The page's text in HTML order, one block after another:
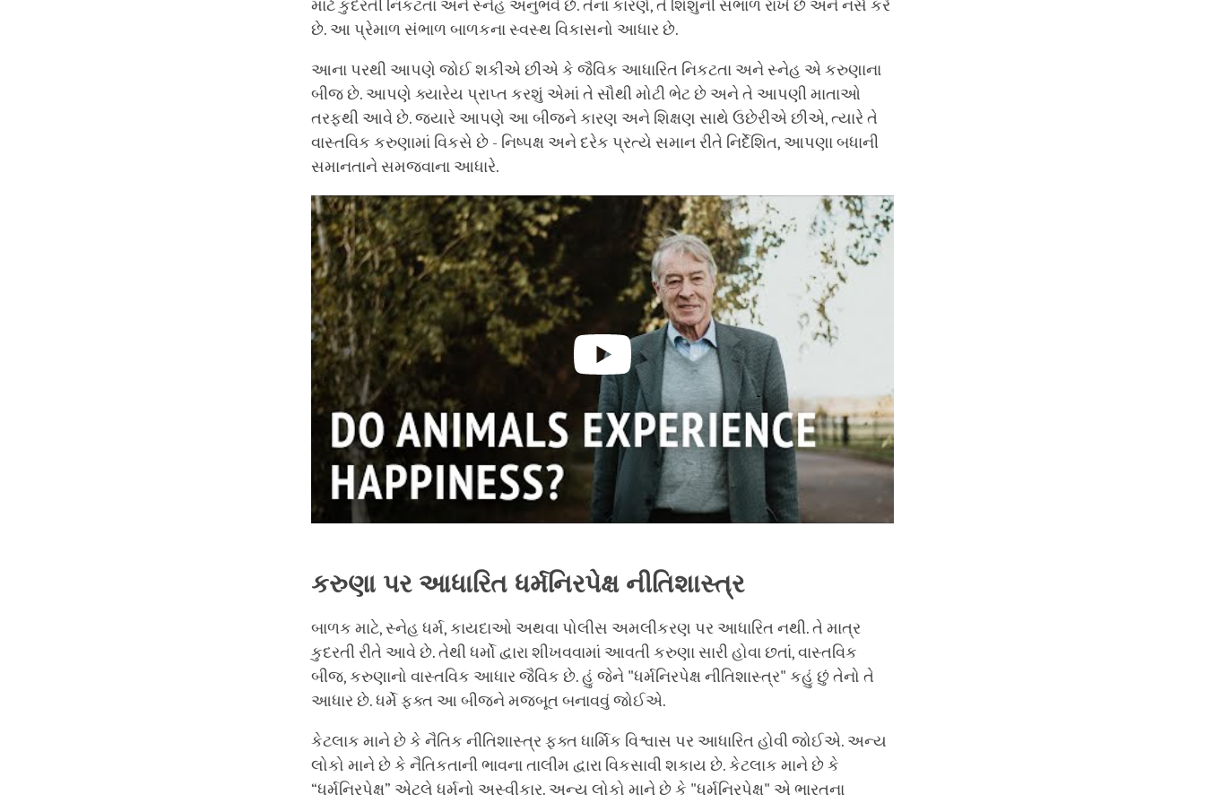
માટે કુદરતી નિકટતા અને સ્નેહ અનુભવે છે. તેના કારણે, તે શિશુની સંભાળ રાખે છે અને નર્સ કરે
છે. આ પ્રેમાળ સંભાળ બાળકના સ્વસ્થ વિકાસનો આધાર છે.
આના પરથી આપણે જોઈ શકીએ છીએ કે જૈવિક આધારિત નિકટતા અને સ્નેહ એ કરુણાના
બીજ છે. આપણે ક્યારેય પ્રાપ્ત કરશું એમાં તે સૌથી મોટી ભેટ છે અને તે આપણી માતાઓ
તરફથી આવે છે. જ્યારે આપણે આ બીજને કારણ અને શિક્ષણ સાથે ઉછેરીએ છીએ, ત્યારે તે
વાસ્તવિક કરુણામાં વિકસે છે - નિષ્પક્ષ અને દરેક પ્રત્યે સમાન રીતે નિર્દેશિત, આપણા બધાની
સમાનતાને સમજવાના આધારે.
કરુણા પર આધારિત ધર્મનિરપેક્ષ નીતિશાસ્ત્ર
બાળક માટે, સ્નેહ ધર્મ, કાયદાઓ અથવા પોલીસ અમલીકરણ પર આધારિત નથી. તે માત્ર
કુદરતી રીતે આવે છે. તેથી ધર્મો દ્વારા શીખવવામાં આવતી કરુણા સારી હોવા છતાં, વાસ્તવિક
બીજ, કરુણાનો વાસ્તવિક આધાર જૈવિક છે. હું જેને "ધર્મનિરપેક્ષ નીતિશાસ્ત્ર" કહું છું તેનો તે
આધાર છે. ધર્મે ફક્ત આ બીજને મજબૂત બનાવવું જોઈએ.
કેટલાક માને છે કે નૈતિક નીતિશાસ્ત્ર ફક્ત ધાર્મિક વિશ્વાસ પર આધારિત હોવી જોઈએ. અન્ય
લોકો માને છે કે નૈતિકતાની ભાવના તાલીમ દ્વારા વિકસાવી શકાય છે. કેટલાક માને છે કે
“ધર્મનિરપેક્ષ” એટલે ધર્મનો અસ્વીકાર. અન્ય લોકો માને છે કે "ધર્મનિરપેક્ષ" એ ભારતના